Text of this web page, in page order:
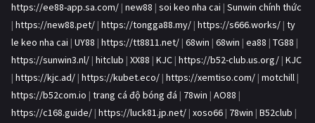
https://ee88-app.sa.com/ | new88 | soi keo nha cai | Sunwin chính thức
| https://new88.pet/ | https://tongga88.my/ | https://s666.works/ | ty
le keo nha cai | UY88 | https://tt8811.net/ | 68win | 68win | ea88 | TG88 |
https://sunwin3.nl/ | hitclub | XX88 | KJC | https://b52-club.us.org/ | KJC
| https://kjc.ad/ | https://kubet.eco/ | https://xemtiso.com/ | motchill |
https://b52com.io | trang cá độ bóng đá | 78win | AO88 |
https://c168.guide/ | https://luck81.jp.net/ | xoso66 | 78win | B52club |